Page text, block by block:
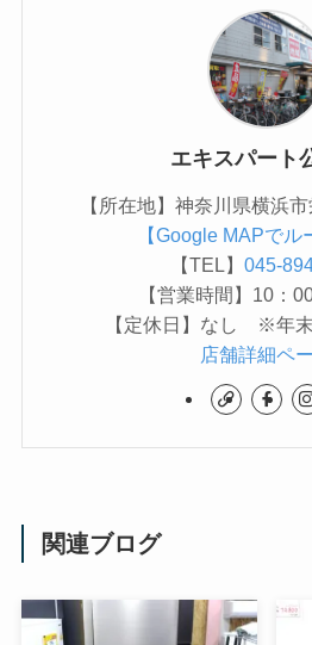
エキスパート
【所在地】神奈川県横浜
【Google MAPでル
【TEL】 045-
【営業時間】10：
【定休日】なし ※年
店舗詳細ペ
関連ブログ